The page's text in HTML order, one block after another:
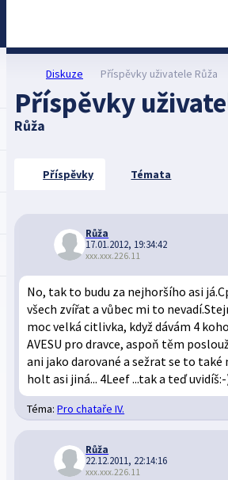
Diskuze Příspěvky uživatele Růža
Příspěvky
Růža
Příspěvky Témata
Růža
17.01.2012, 19:34:42
xxx.xxx.226.11
No, tak to budu za nejhoršího asi
všech zvířat a vůbec mi to
moc velká citlivka, když dávám 4
AVESU pro dravce, aspoň těm
ani jako darované a sežrat se to také
holt asi jiná... 4Leef ...tak a teď
Téma:Pro chataře IV.
Růža
22.12.2011, 22:14:16
xxx.xxx.226.11